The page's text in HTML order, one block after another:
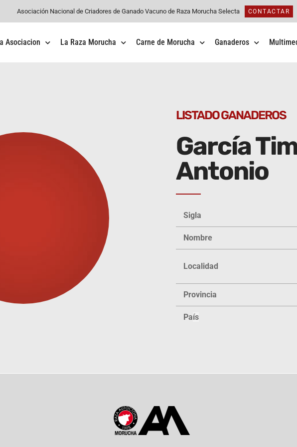
Asociación Nacional de Criadores de Ganado Vacuno de Raza Morucha Selecta CONTACTAR
Asociacion La Raza Morucha Carne de Morucha Ganaderos
LISTADO GANADEROS
García
Antonio
Sigla
Nombre
Localidad
Provincia
País